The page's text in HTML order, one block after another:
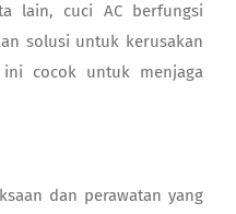
lain, cuci AC berfungsi
solusi untuk kerusakan
cocok untuk menjaga
dan perawatan yang